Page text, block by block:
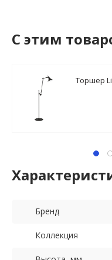
C этим
Торшер
Бренд
Коллекция